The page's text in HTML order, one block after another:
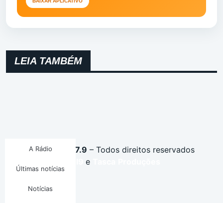
LEIA TAMBÉM
A Rádio
Últimas notícias
Notícias
Montenegro FM 87.9 – Todos direitos reservados
e